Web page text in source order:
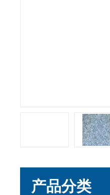
产品分类